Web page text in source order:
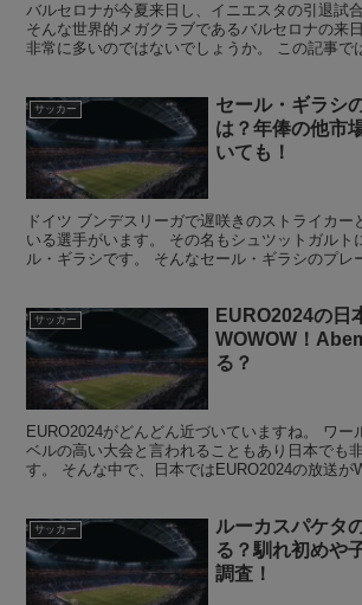
バルセロナが今夏来日し、イニエスタの引退試
そんな世界的メガクラブであるバルセロナの来
非常に多いのではないでしょうか。 この記事で
サッカー
セール・ギラシ
は？年俸の他市
いても！
ドイツ ブンデスリーガで遅咲きのストライカー
いる選手がいます。 その名もシュツットガルト
ル・ギラシです。 そんなセール・ギラシのプレ
市場価値などについて気になる方は多いのでは
サッカー
EURO2024の日
WOWOW！
る？
EURO2024がどんどん近づいていますね。 ワー
ベルの高い大会と言われることもあり日本でも
す。 そんな中で、日本ではEURO2024の放送が
サッカー
ルーカスパケタ
る？馴れ初めや
調査！